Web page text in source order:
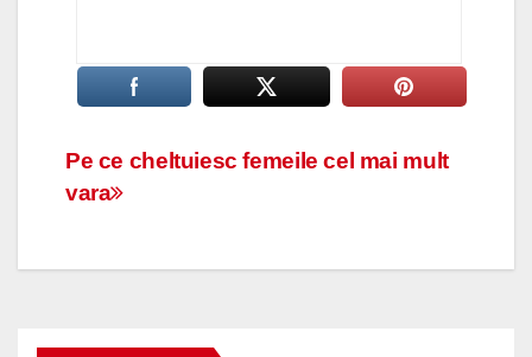
Navigare
articole
Pe ce cheltuiesc femeile cel mai mult
vara